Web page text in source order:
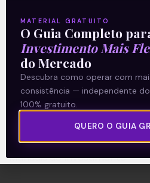
Termos e Condições
Política de Privacidade
Explore
Artigos
E Eu Com Isso?
Vídeos no Youtube
Manuais de Investimento
MATERIAL GRATUITO
O Guia Completo
Investimento Mais
do Mercado
Descubra como operar com
consistência — independente do
100% gratuito.
QUERO O GUIA